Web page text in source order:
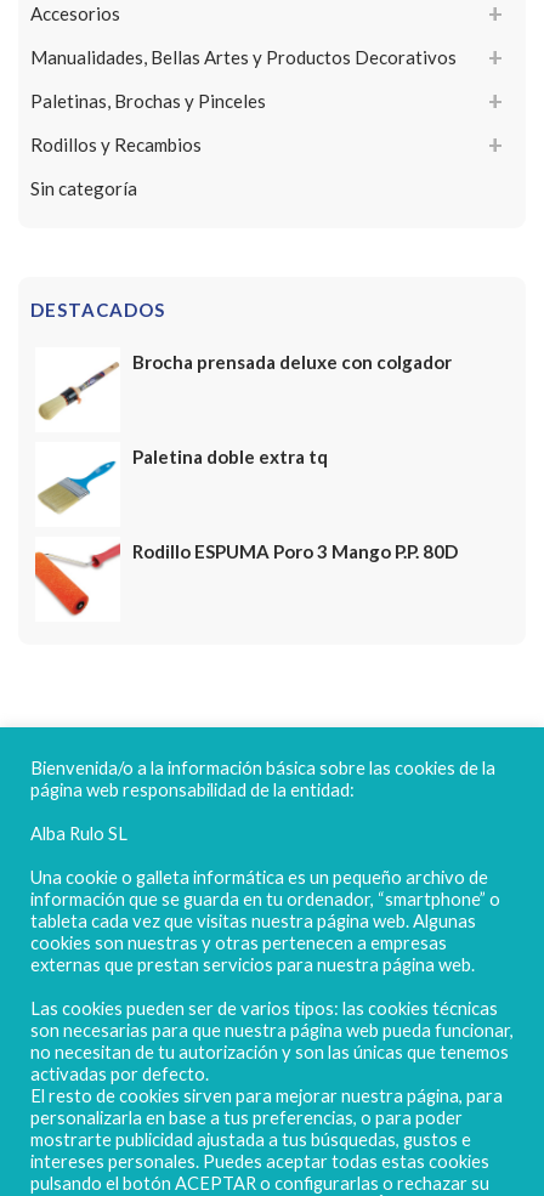
Accesorios
Manualidades, Bellas Artes y Productos Decorativos
Paletinas, Brochas y Pinceles
Rodillos y Recambios
Sin categoría
DESTACADOS
Brocha prensada deluxe con colgador
Paletina doble extra tq
Rodillo ESPUMA Poro 3 Mango P.P. 80D
FELICES FIESTAS
POLIGONO CAMPORROSO P-D, Nº4
02520 - CHINCHILLA DE MONTEARAGÓN
(ALBACETE) Spain
Tel. + 34 967 218 812 - info@abr.com.es
Bienvenida/o a la información básica sobre las cookies de la
página web responsabilidad de la entidad:
Alba Rulo SL
Una cookie o galleta informática es un pequeño archivo de
información que se guarda en tu ordenador, “smartphone” o
tableta cada vez que visitas nuestra página web. Algunas
cookies son nuestras y otras pertenecen a empresas
externas que prestan servicios para nuestra página web.
Las cookies pueden ser de varios tipos: las cookies técnicas
son necesarias para que nuestra página web pueda funcionar,
no necesitan de tu autorización y son las únicas que tenemos
activadas por defecto.
El resto de cookies sirven para mejorar nuestra página, para
personalizarla en base a tus preferencias, o para poder
mostrarte publicidad ajustada a tus búsquedas, gustos e
intereses personales. Puedes aceptar todas estas cookies
pulsando el botón ACEPTAR o configurarlas o rechazar su